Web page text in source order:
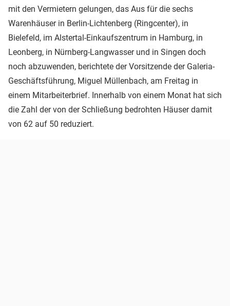
mit den Vermietern gelungen, das Aus für die sechs
Warenhäuser in Berlin-Lichtenberg (Ringcenter), in
Bielefeld, im Alstertal-Einkaufszentrum in Hamburg, in
Leonberg, in Nürnberg-Langwasser und in Singen doch
noch abzuwenden, berichtete der Vorsitzende der Galeria-
Geschäftsführung, Miguel Müllenbach, am Freitag in
einem Mitarbeiterbrief. Innerhalb von einem Monat hat sich
die Zahl der von der Schließung bedrohten Häuser damit
von 62 auf 50 reduziert.